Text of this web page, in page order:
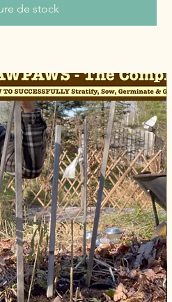
de stock